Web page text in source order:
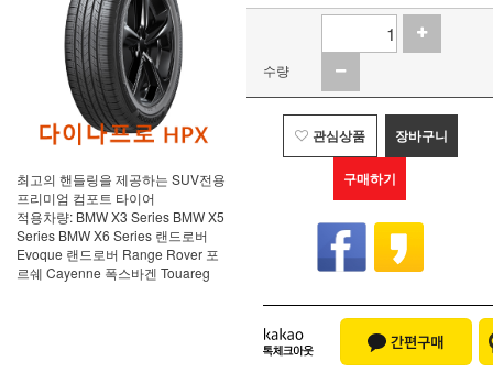
최고의 핸들링을 제공하는 SUV전용
프리미엄 컴포트 타이어
적용차량: BMW X3 Series BMW X5
Series BMW X6 Series 랜드로버
Evoque 랜드로버 Range Rover 포
르쉐 Cayenne 폭스바겐 Touareg
수량
관심상품 장바구니
구매하기